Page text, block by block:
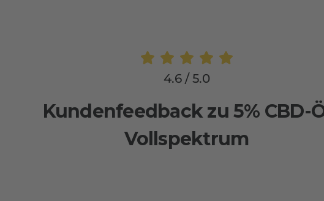
4.6 / 5.0
Kundenfeedback zu 5% CBD-
Vollspektrum